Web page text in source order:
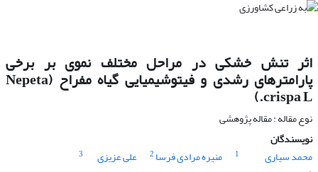
اثر تنش خشکی در مراحل مختلف نموی بر برخی
پارامترهای رشدی و فیتوشیمیایی گیاه مفراح (Nepeta
crispa L.)
نوع مقاله : مقاله پژوهشی
نویسندگان
محمد سیاری
1 منیره مرادی فرسا 2 علی عزیزی
3